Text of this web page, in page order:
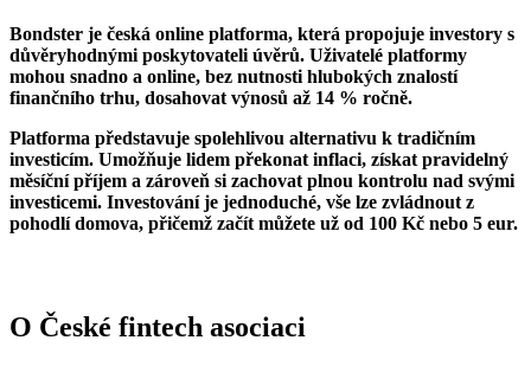
Bondster je česká online platforma, která propojuje investory s
důvěryhodnými poskytovateli úvěrů. Uživatelé platformy
mohou snadno a online, bez nutnosti hlubokých znalostí
finančního trhu, dosahovat výnosů až 14 % ročně.
Platforma představuje spolehlivou alternativu k tradičním
investicím. Umožňuje lidem překonat inflaci, získat pravidelný
měsíční příjem a zároveň si zachovat plnou kontrolu nad svými
investicemi. Investování je jednoduché, vše lze zvládnout z
pohodlí domova, přičemž začít můžete už od 100 Kč nebo 5 eur.
O České fintech asociaci